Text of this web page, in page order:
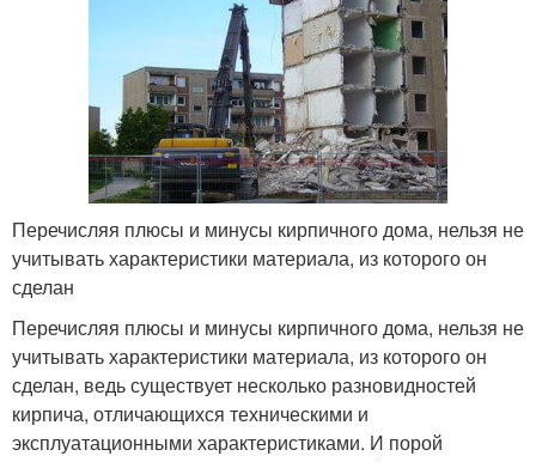
Перечисляя плюсы и минусы кирпичного дома, нельзя не
учитывать характеристики материала, из которого он
сделан
Перечисляя плюсы и минусы кирпичного дома, нельзя не
учитывать характеристики материала, из которого он
сделан, ведь существует несколько разновидностей
кирпича, отличающихся техническими и
эксплуатационными характеристиками. И порой